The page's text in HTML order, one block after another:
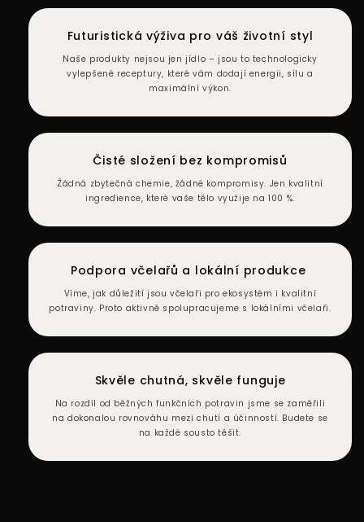
Futuristická výživa pro váš životní styl
Naše produkty nejsou jen jídlo – jsou to technologicky
vylepšené receptury, které vám dodají energii, sílu a
maximální výkon.
Čisté složení bez kompromisů
Žádná zbytečná chemie, žádné kompromisy. Jen kvalitní
ingredience, které vaše tělo využije na 100 %.
Podpora včelařů a lokální produkce
Víme, jak důležití jsou včelaři pro ekosystém i kvalitní
potraviny. Proto aktivně spolupracujeme s lokálními včelaři.
Skvěle chutná, skvěle funguje
Na rozdíl od běžných funkčních potravin jsme se zaměřili
na dokonalou rovnováhu mezi chutí a účinností. Budete se
na každé sousto těšit.